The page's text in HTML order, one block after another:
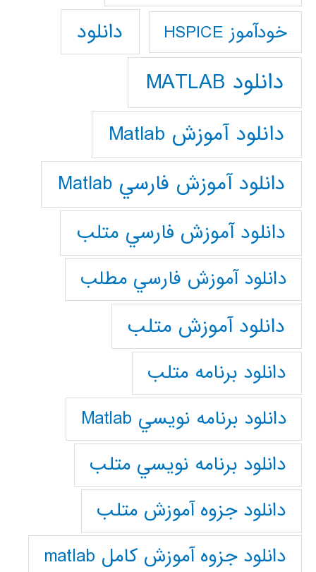
خودآموز HSPICE دانلود
دانلود MATLAB
دانلود آموزش Matlab
دانلود آموزش فارسي Matlab
دانلود آموزش فارسي متلب
دانلود آموزش فارسي مطلب
دانلود آموزش متلب
دانلود برنامه متلب
دانلود برنامه نويسي Matlab
دانلود برنامه نويسي متلب
دانلود جزوه آموزش متلب
دانلود جزوه آموزش کامل matlab